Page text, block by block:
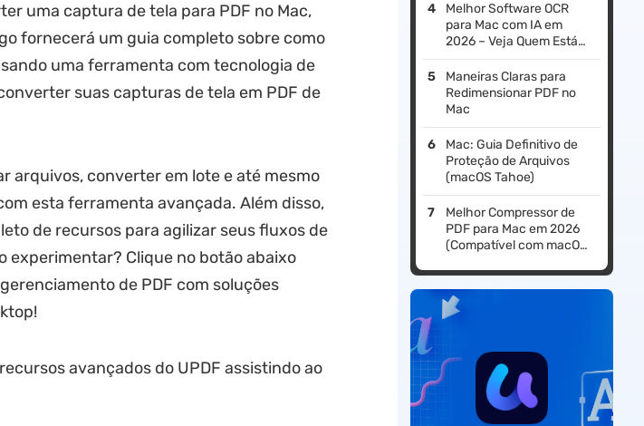
uma captura de tela para PDF no Mac,
fornecerá um guia completo sobre como
uma ferramenta com tecnologia de
suas capturas de tela em PDF de
arquivos, converter em lote e até mesmo
esta ferramenta avançada. Além disso,
de recursos para agilizar seus fluxos de
experimentar? Clique no botão abaixo
de PDF com soluções
avançados do UPDF assistindo ao
Melhor Software OCR
para Mac com IA em
2026 – Veja Quem Está
no Topo da Lista!
(Compatível com macOS
Tahoe)
Maneiras Claras para
Redimensionar PDF no
Mac
Mac: Guia Definitivo de
Proteção de Arquivos
(macOS Tahoe)
Melhor Compressor de
PDF para Mac em 2026
(Compatível com macOS
Escolhas